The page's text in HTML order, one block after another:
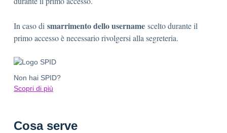
In caso di smarrimento dello username scelto durante il
primo accesso è necessario rivolgersi alla segreteria.
Non hai SPID?
Scopri di più
Cosa serve